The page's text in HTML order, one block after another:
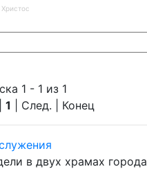
Христос
1 - 1 из 1
1 | След. | Конец
в двух храмах